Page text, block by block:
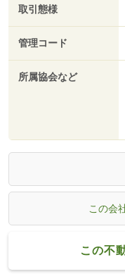
取引態様
管理コード
所属協会など
この会
この不